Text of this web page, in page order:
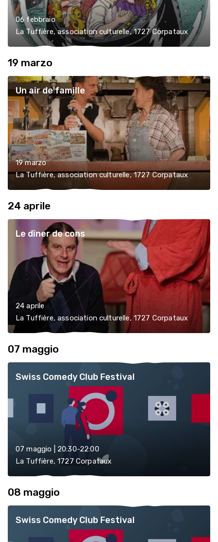
06 febbraio
La Tuffière, association culturelle, 1727 Corpataux
19 marzo
Un air de famille
19 marzo
La Tuffière, association culturelle, 1727 Corpataux
24 aprile
Le dîner de cons
24 aprile
La Tuffière, association culturelle, 1727 Corpataux
07 maggio
Swiss Comedy Club Festival
07 maggio | 20:30-22:00
La Tuffière, 1727 Corpataux
08 maggio
Swiss Comedy Club Festival